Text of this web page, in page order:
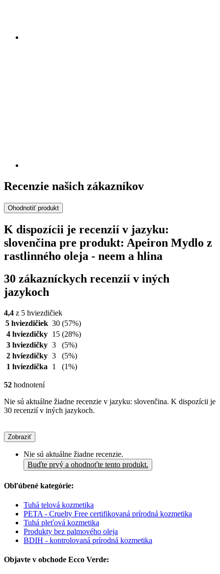
Recenzie našich zákazníkov
Ohodnotiť produkt
K dispozícii je recenzií v jazyku:
slovenčina pre produkt: Apeiron Mydlo z
rastlinného oleja - neem a hlina
30 zákazníckych recenzií v iných
jazykoch
4,4 z 5 hviezdičiek
5 hviezdičiek 30 (57%)
4 hviezdičky
15 (28%)
3 hviezdičky 3
(5%)
2 hviezdičky 3
(5%)
1 hviezdička
1 (1%)
52 hodnotení
Nie sú aktuálne žiadne recenzie v jazyku: slovenčina. K dispozícii je
30 recenzií v iných jazykoch.
Zobraziť
Nie sú aktuálne žiadne recenzie.
Buďte prvý a ohodnoťte tento produkt.
Obľúbené kategórie:
Tuhá telová kozmetika
PETA - Cruelty Free certifikovaná prírodná kozmetika
Tuhá pleťová kozmetika
Produkty bez palmového oleja
BDIH - kontrolovaná prírodná kozmetika
Objavte v obchode Ecco Verde: